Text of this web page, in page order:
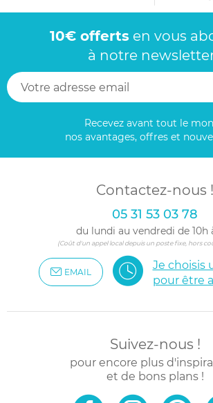
10€ offerts en vous
à notre
Recevez avant tout le
nos avantages, offres et
Contactez-nous !
05 31 53 03 78
du lundi au vendredi de 10h
(Coût d'un appel local depuis un poste fixe, hors
EMAIL
Je choisis
pour être
Suivez-nous !
pour encore plus
et de bons plans !